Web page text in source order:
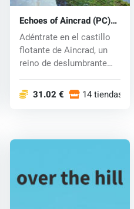
Echoes of Aincrad (PC)
key
Adéntrate en el castillo
flotante de Aincrad, un
reino de deslumbrante
31.02 € 14 tiendas